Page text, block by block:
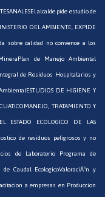
El alcalde pide estudio de
DEL AMBIENTE, EXPIDE
sobre calidad no convence a los
Plan de Manejo Ambiental
de Residuos Hospitalarios y
ESTUDIOS DE HIGIENE Y
MANEJO, TRATAMIENTO Y
ESTADO ECOLOGICO DE LAS
de residuos peligrosos y no
de Laboratorio Programa de
de Caudal EcologicoValoraciÃ³n y
a empresas en Produccion